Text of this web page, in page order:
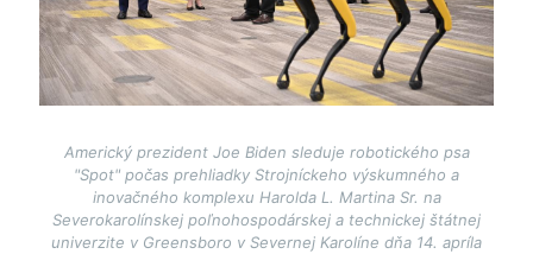
Americký prezident Joe Biden sleduje robotického psa
"Spot" počas prehliadky Strojníckeho výskumného a
inovačného komplexu Harolda L. Martina Sr. na
Severokarolínskej poľnohospodárskej a technickej štátnej
univerzite v Greensboro v Severnej Karolíne dňa 14. apríla